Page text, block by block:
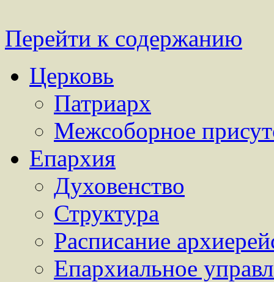
Перейти к содержанию
Церковь
Патриарх
Межсоборное
Епархия
Духовенство
Структура
Расписание
Епархиальное